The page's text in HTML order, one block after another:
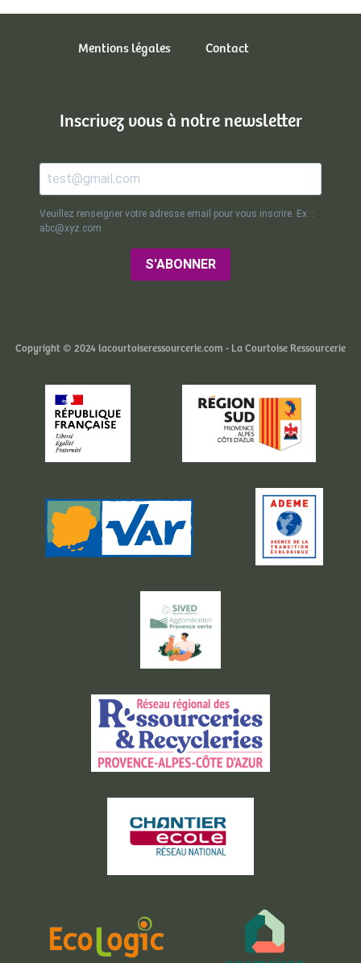
Mentions légales Contact
Inscrivez vous à notre newsletter
Veuillez renseigner votre adresse email pour vous inscrire. Ex. :
abc@xyz.com
S'ABONNER
Copyright © 2024 lacourtoiseressourcerie.com - La Courtoise Ressourcerie